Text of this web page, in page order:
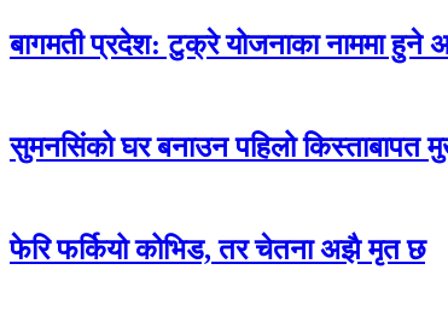
बागमती प्रदेश: टुक्रे योजनाका नाममा हुने
सुमनसिंको घर बनाउन पहिलो किस्ताबापत
फेरि फर्कियो कोभिड, तर चेतना अझै मृत छ